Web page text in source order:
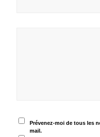
Prévenez-moi de tous les
mail.